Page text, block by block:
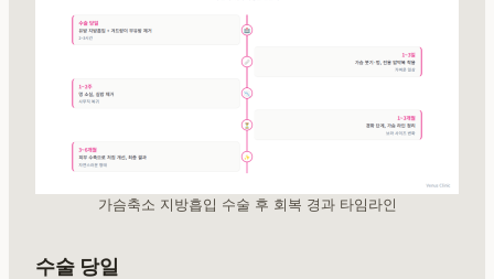
가슴축소 지방흡입 수술 후 회복 경과 타임라인
수술 당일